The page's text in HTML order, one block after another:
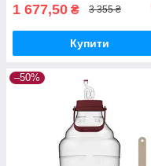
1 677,50 ₴ 3 355 ₴
Купити
–50%